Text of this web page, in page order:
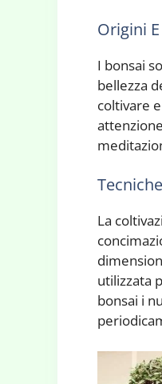
Origini
I bonsai
bellezza
coltivare
La
utilizzata
bonsai i